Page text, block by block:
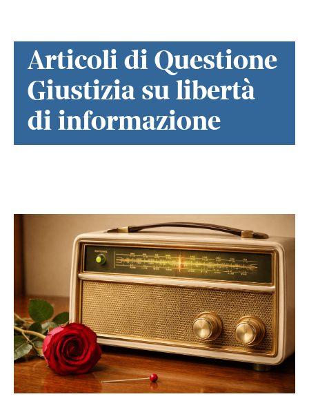
Articoli di Questione
Giustizia su libertà
di informazione